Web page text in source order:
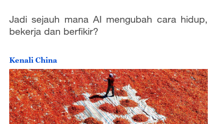
o
Jadi sejauh mana AI mengubah cara hidup,
bekerja dan berfikir?
Kenali China